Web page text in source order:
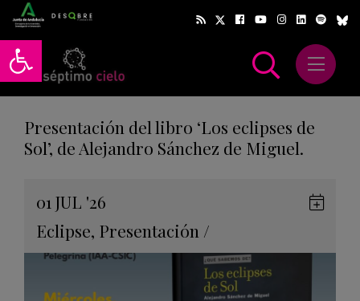
Abrir barra de herramientas
Abrir
Presentación del libro ‘Los eclipses de
Sol’, de Alejandro Sánchez de Miguel.
01 JUL '26
Eclipse, Presentación /